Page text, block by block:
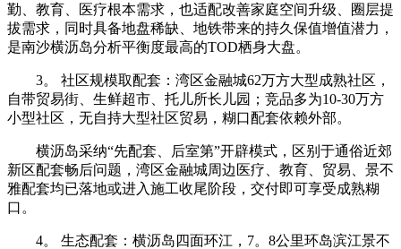
勤、教育、医疗根本需求，也适配改善家庭空间升级、圈层提
拔需求，同时具备地盘稀缺、地铁带来的持久保值增值潜力，
是南沙横沥岛分析平衡度最高的TOD栖身大盘。
3。 社区规模取配套：湾区金融城62万方大型成熟社区，
自带贸易街、生鲜超市、托儿所长儿园；竞品多为10-30万方
小型社区，无自持大型社区贸易，糊口配套依赖外部。
横沥岛采纳“先配套、后室第”开辟模式，区别于通俗近郊
新区配套畅后问题，湾区金融城周边医疗、教育、贸易、景不
雅配套均已落地或进入施工收尾阶段，交付即可享受成熟糊
口。
4。 生态配套：横沥岛四面环江，7。8公里环岛滨江景不